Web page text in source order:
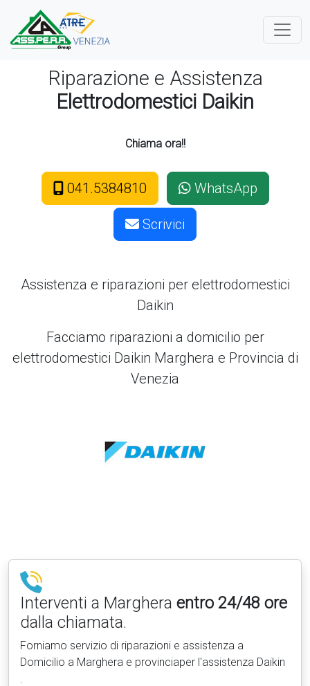
Riparazione e Assistenza
Elettrodomestici Daikin
Chiama ora!!
041.5384810 WhatsApp
Scrivici
Assistenza e riparazioni per elettrodomestici
Daikin
Facciamo riparazioni a domicilio per
elettrodomestici Daikin Marghera e Provincia di
Venezia
Interventi a Marghera entro 24/48 ore
dalla chiamata.
Forniamo servizio di riparazioni e assistenza a
Domicilio a Marghera e provinciaper l'assistenza Daikin
.